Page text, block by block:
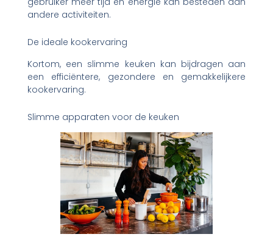
andere activiteiten.
De ideale kookervaring
Kortom, een slimme keuken kan bijdragen aan
een efficiëntere, gezondere en gemakkelijkere
kookervaring.
Slimme apparaten voor de keuken